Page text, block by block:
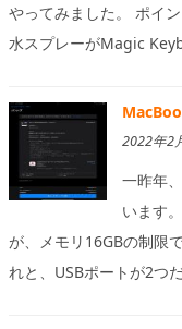
やってみました。 ポイ
水スプレーがMagic
2022年2
一昨年
います
が、メモリ16GBの制限
れと、USBポートが2つ